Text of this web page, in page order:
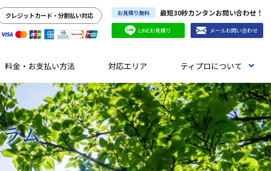
クレジットカード・分割払い対応 お見積り無料 最短30秒カンタンお問い合わせ！
LINEお見積り メールお問い合わせ
料金・お支払い方法 対応エリア ティプロについて
ム